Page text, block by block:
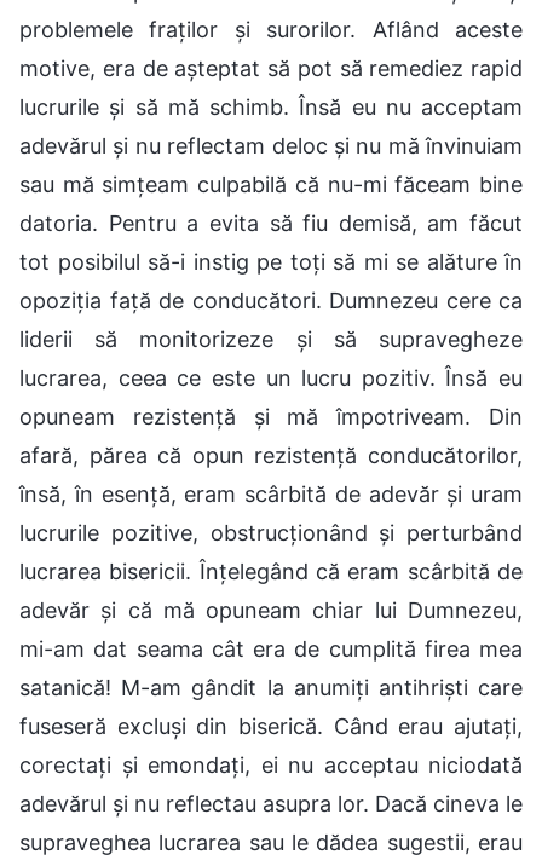
problemele fraților și surorilor. Aflând aceste
motive, era de așteptat să pot să remediez rapid
lucrurile și să mă schimb. Însă eu nu acceptam
adevărul și nu reflectam deloc și nu mă învinuiam
sau mă simțeam culpabilă că nu-mi făceam bine
datoria. Pentru a evita să fiu demisă, am făcut
tot posibilul să-i instig pe toți să mi se alăture în
opoziția față de conducători. Dumnezeu cere ca
liderii să monitorizeze și să supravegheze
lucrarea, ceea ce este un lucru pozitiv. Însă eu
opuneam rezistență și mă împotriveam. Din
afară, părea că opun rezistență conducătorilor,
însă, în esență, eram scârbită de adevăr și uram
lucrurile pozitive, obstrucționând și perturbând
lucrarea bisericii. Înțelegând că eram scârbită de
adevăr și că mă opuneam chiar lui Dumnezeu,
mi-am dat seama cât era de cumplită firea mea
satanică! M-am gândit la anumiți antihriști care
fuseseră excluși din biserică. Când erau ajutați,
corectați și emondați, ei nu acceptau niciodată
adevărul și nu reflectau asupra lor. Dacă cineva le
supraveghea lucrarea sau le dădea sugestii, erau